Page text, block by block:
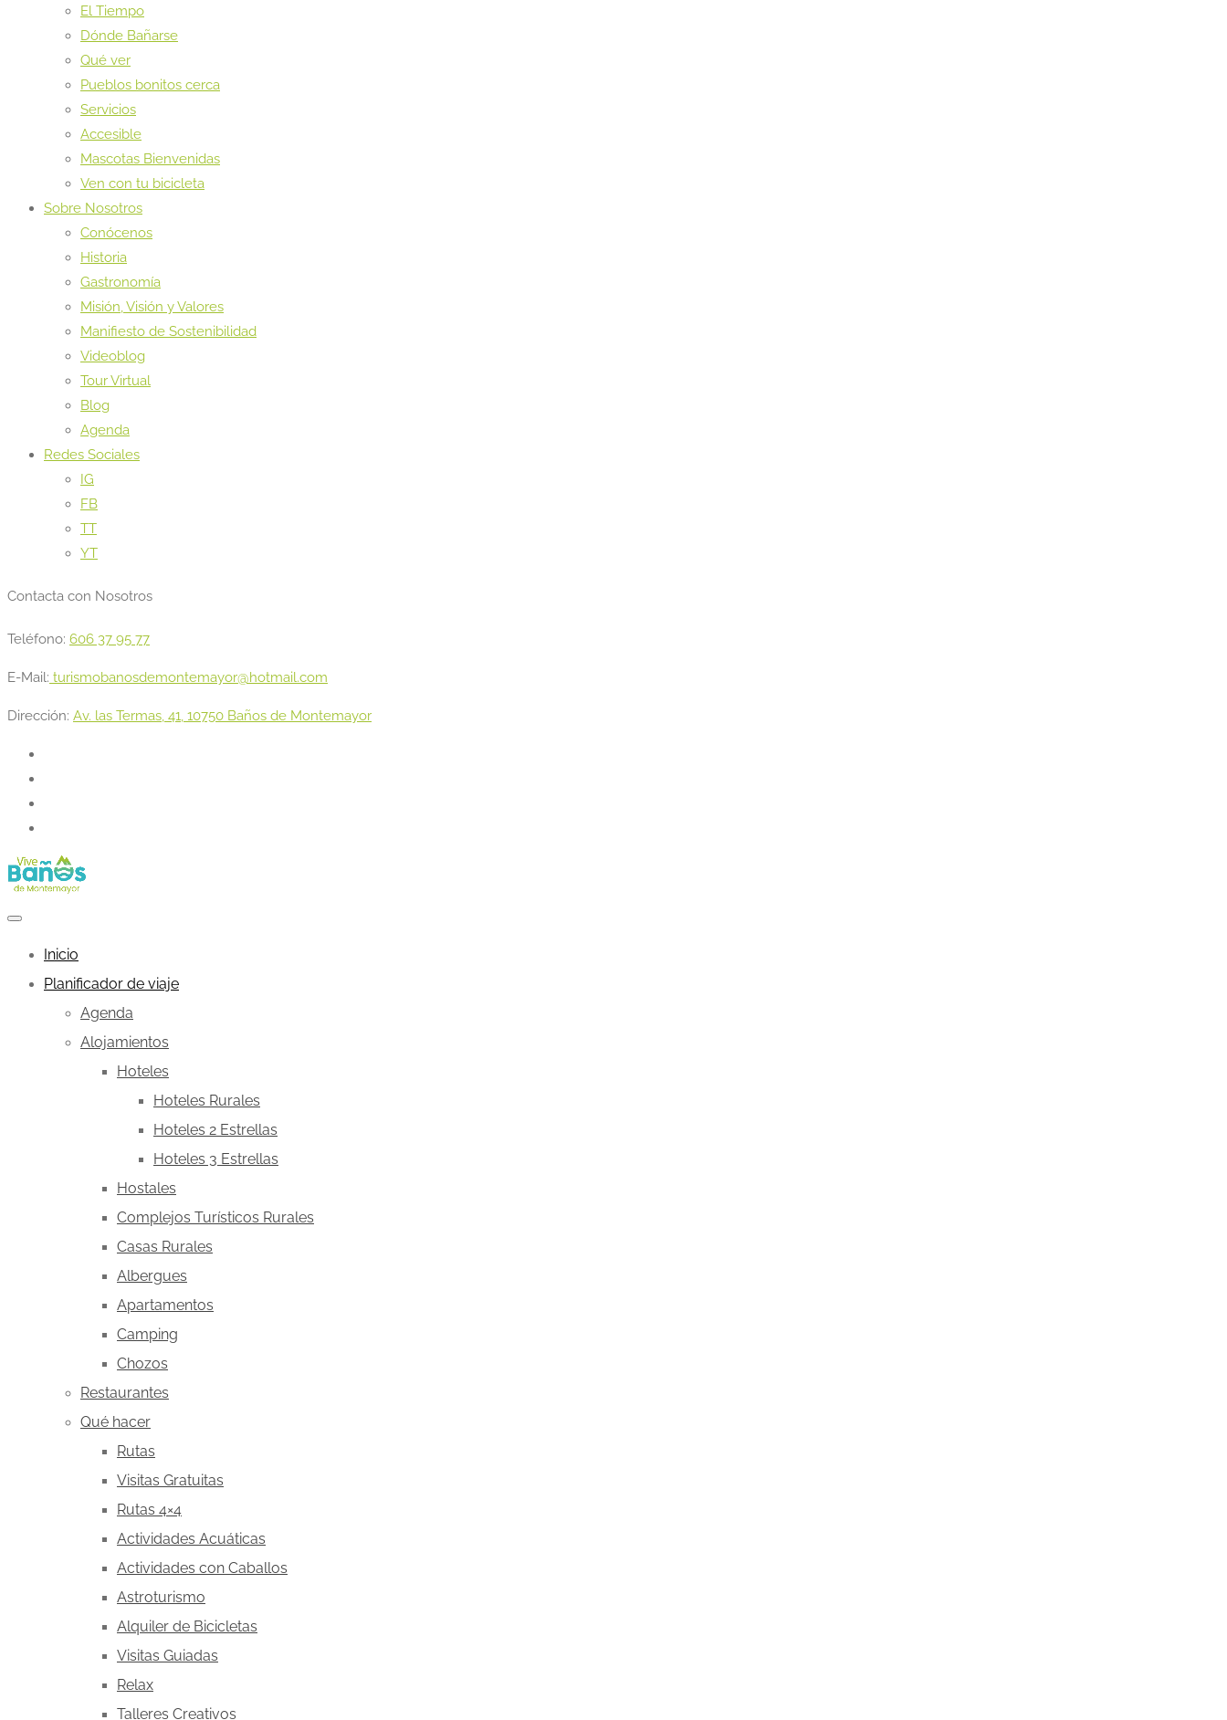
El Tiempo
Dónde Bañarse
Qué ver
Pueblos bonitos cerca
Servicios
Accesible
Mascotas Bienvenidas
Ven con tu bicicleta
Sobre Nosotros
Conócenos
Historia
Gastronomía
Misión, Visión y Valores
Manifiesto de Sostenibilidad
Videoblog
Tour Virtual
Blog
Agenda
Redes Sociales
IG
FB
TT
YT
Contacta con Nosotros
Teléfono: 606 37 95 77
E-Mail: turismobanosdemontemayor@hotmail.com
Dirección: Av. las Termas, 41, 10750 Baños de Montemayor
Inicio
Planificador de viaje
Agenda
Alojamientos
Hoteles
Hoteles Rurales
Hoteles 2 Estrellas
Hoteles 3 Estrellas
Hostales
Complejos Turísticos Rurales
Casas Rurales
Albergues
Apartamentos
Camping
Chozos
Restaurantes
Qué hacer
Rutas
Visitas Gratuitas
Rutas 4×4
Actividades Acuáticas
Actividades con Caballos
Astroturismo
Alquiler de Bicicletas
Visitas Guiadas
Relax
Talleres Creativos